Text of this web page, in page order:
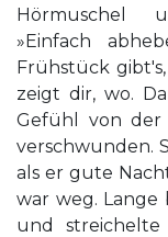
Hörmuschel
»Einfach
Frühstück
zeigt dir, wo.
Gefühl von
verschwunden.
als er gute
war weg. Lange
und